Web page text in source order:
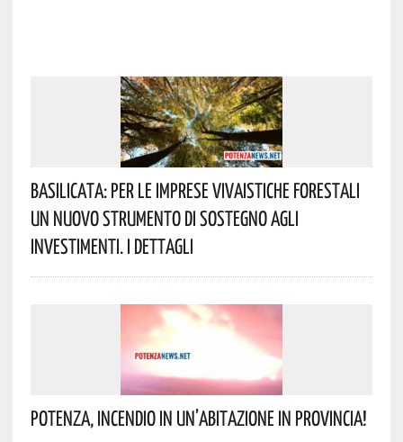
Basilicata: Per Le Imprese Vivaistiche Forestali
Un Nuovo Strumento Di Sostegno Agli
Investimenti. I Dettagli
Potenza, Incendio In Un’abitazione In Provincia!